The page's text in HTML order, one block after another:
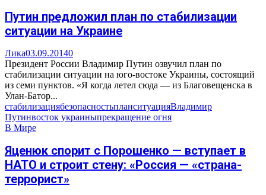
Путин предложил план по стабилизации
ситуации на Украине
Лика03.09.20140
Президент России Владимир Путин озвучил план по
стабилизации ситуации на юго-востоке Украины, состоящий
из семи пунктов. «Я когда летел сюда — из Благовещенска в
Улан-Батор...
стабилизациябезопасностьпланситуацияВладимир
Путинвосток украиныпрекращение огня
В Мире
Яценюк спорит с Порошенко — вступает в
НАТО и строит стену: «Россия — «страна-
террорист»